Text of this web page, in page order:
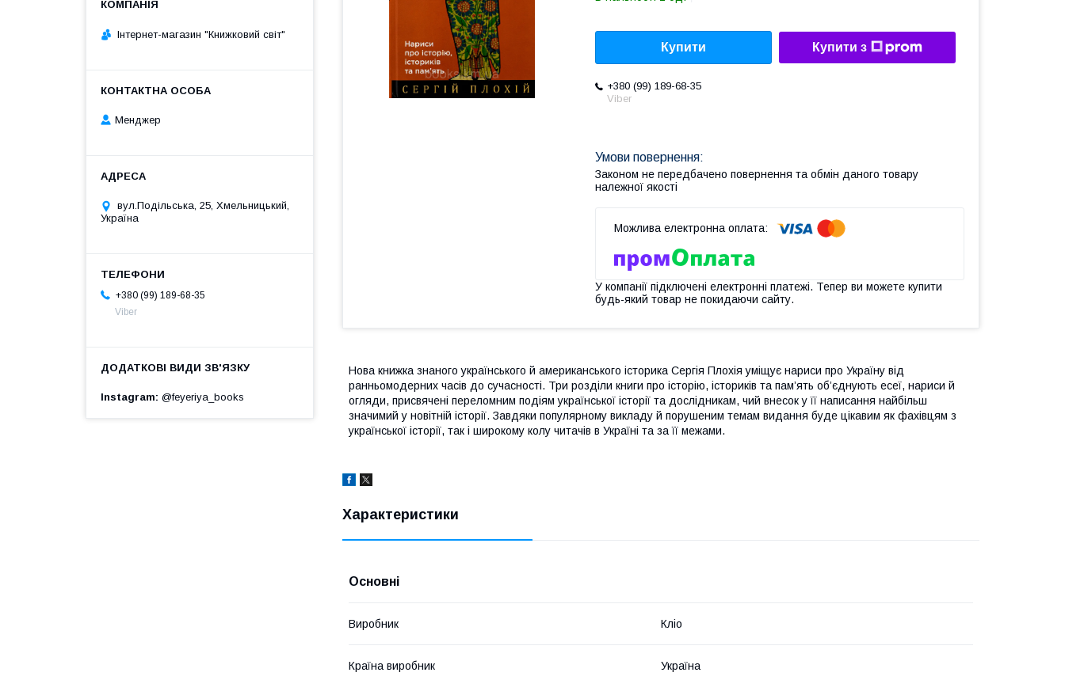
Купити Купити з
+380 (99) 189-68-35
Viber
Законом не передбачено повернення та обмін даного товару
належної якості
У компанії підключені електронні платежі. Тепер ви можете купити
будь-який товар не покидаючи сайту.
Нова книжка знаного українського й американського історика Сергія Плохія уміщує нариси про Україну від
ранньомодерних часів до сучасності. Три розділи книги про історію, істориків та пам’ять об’єднують есеї, нариси й
огляди, присвячені переломним подіям української історії та дослідникам, чий внесок у її написання найбільш
значимий у новітній історії. Завдяки популярному викладу й порушеним темам видання буде цікавим як фахівцям з
української історії, так і широкому колу читачів в Україні та за її межами.
Характеристики
Основні
Виробник Кліо
Країна виробник Україна
Інтернет-магазин "Книжковий світ"
Менджер
вул.Подільська, 25, Хмельницький,
Україна
+380 (99) 189-68-35
Viber
Instagram @feyeriya_books